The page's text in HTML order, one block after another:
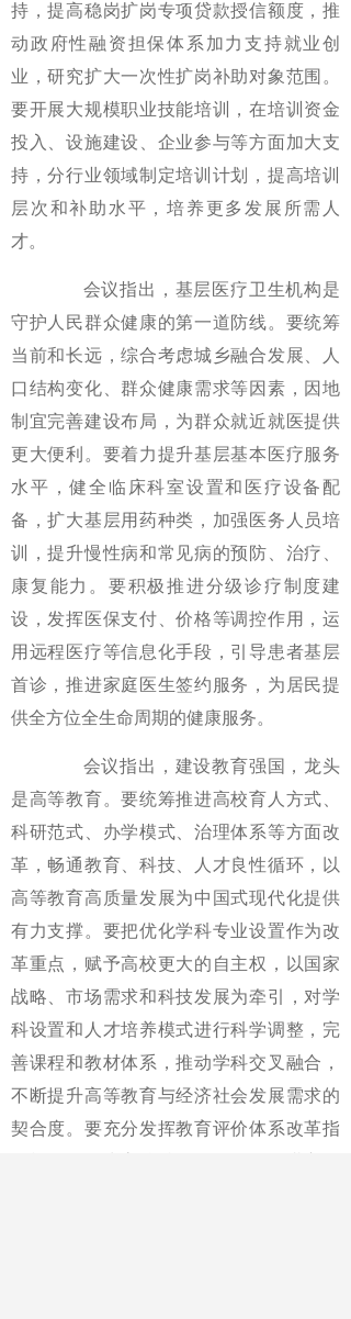
持，提高稳岗扩岗专项贷款授信额度，推
动政府性融资担保体系加力支持就业创
业，研究扩大一次性扩岗补助对象范围。
要开展大规模职业技能培训，在培训资金
投入、设施建设、企业参与等方面加大支
持，分行业领域制定培训计划，提高培训
层次和补助水平，培养更多发展所需人
才。
会议指出，基层医疗卫生机构是
守护人民群众健康的第一道防线。要统筹
当前和长远，综合考虑城乡融合发展、人
口结构变化、群众健康需求等因素，因地
制宜完善建设布局，为群众就近就医提供
更大便利。要着力提升基层基本医疗服务
水平，健全临床科室设置和医疗设备配
备，扩大基层用药种类，加强医务人员培
训，提升慢性病和常见病的预防、治疗、
康复能力。要积极推进分级诊疗制度建
设，发挥医保支付、价格等调控作用，运
用远程医疗等信息化手段，引导患者基层
首诊，推进家庭医生签约服务，为居民提
供全方位全生命周期的健康服务。
会议指出，建设教育强国，龙头
是高等教育。要统筹推进高校育人方式、
科研范式、办学模式、治理体系等方面改
革，畅通教育、科技、人才良性循环，以
高等教育高质量发展为中国式现代化提供
有力支撑。要把优化学科专业设置作为改
革重点，赋予高校更大的自主权，以国家
战略、市场需求和科技发展为牵引，对学
科设置和人才培养模式进行科学调整，完
善课程和教材体系，推动学科交叉融合，
不断提升高等教育与经济社会发展需求的
契合度。要充分发挥教育评价体系改革指